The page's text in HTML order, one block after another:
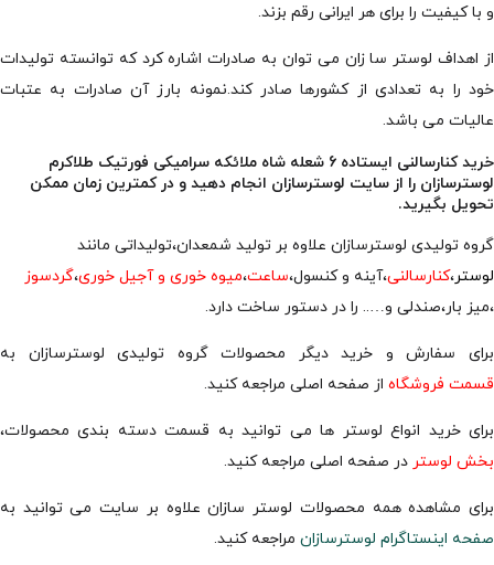
و با کیفیت را برای هر ایرانی رقم بزند.
از اهداف لوستر سا زان می توان به صادرات اشاره کرد که توانسته تولیدات
خود را به تعدادی از کشورها صادر کند.نمونه بارز آن صادرات به عتبات
عالیات می باشد.
خرید کنارسالنی ایستاده 6 شعله شاه ملائکه سرامیکی فورتیک طلاکرم
لوسترسازان را از سایت لوسترسازان انجام دهید و در کمترین زمان ممکن
تحویل بگیرید.
گروه تولیدی لوسترسازان علاوه بر تولید شمعدان،تولیداتی مانند
لوستر،کنارسالنی،آینه و کنسول،ساعت،میوه خوری و آجیل خوری،گردسوز
،میز بار،صندلی و….. را در دستور ساخت دارد.
برای سفارش و خرید دیگر محصولات گروه تولیدی لوسترسازان به
قسمت فروشگاه از صفحه اصلی مراجعه کنید.
برای خرید انواع لوستر ها می توانید به قسمت دسته بندی محصولات،
بخش لوستر در صفحه اصلی مراجعه کنید.
برای مشاهده همه محصولات لوستر سازان علاوه بر سایت می توانید به
صفحه اینستاگرام لوسترسازان مراجعه کنید.